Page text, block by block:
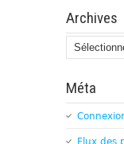
Archives
Archives
Méta
Flux des